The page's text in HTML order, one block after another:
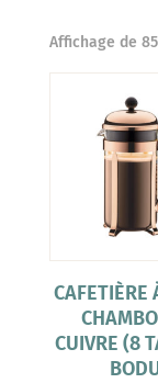
Affichage de
CAFETIÈRE
CUIVRE (8